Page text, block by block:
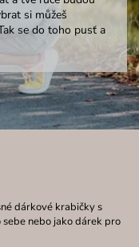
si můžeš
se do toho pusť a
dárkové krabičky s
nebo jako dárek pro